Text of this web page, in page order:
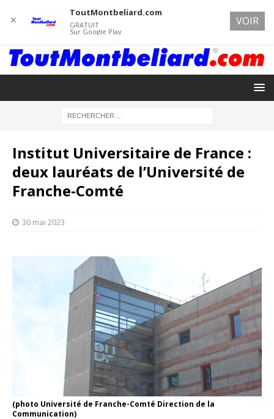
Institut Universitaire de France :
deux lauréats de l’Université de
Franche-Comté
30 mai 2023
(photo Université de Franche-Comté Direction de la
Communication)
✕
ToutMontbeliard.com
GRATUIT
Sur Google Play
VOIR